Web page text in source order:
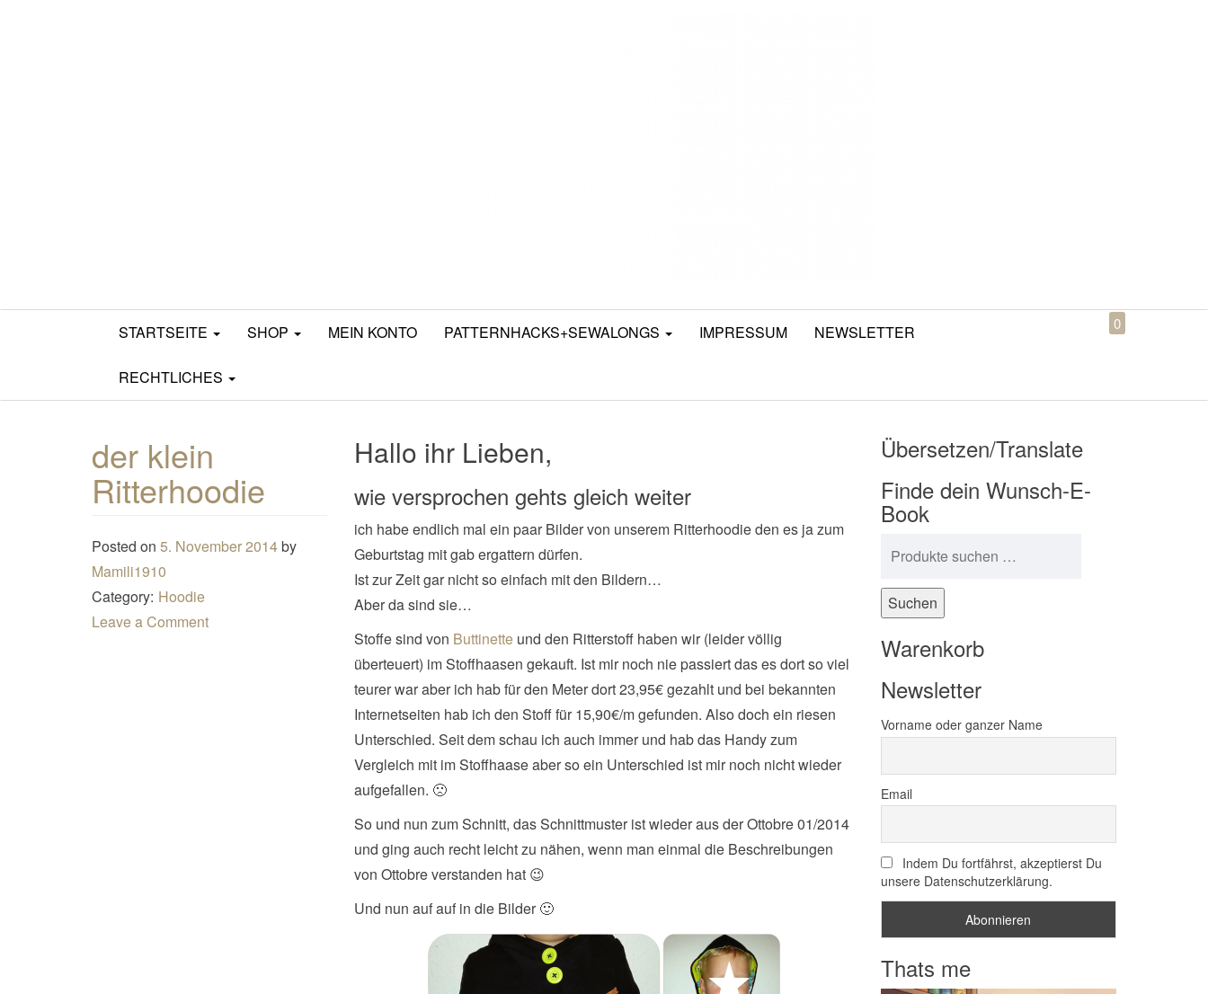
Mamili1910
STARTSEITE SHOP MEIN KONTO PATTERNHACKS+SEWALONGS IMPRESSUM NEWSLETTER
RECHTLICHES
0
der klein
Ritterhoodie
Posted on 5. November 2014by
Mamili1910
Category: Hoodie
Leave a Comment
Hallo ihr Lieben,
wie versprochen gehts gleich weiter
ich habe endlich mal ein paar Bilder von unserem Ritterhoodie den es ja zum
Geburtstag mit gab ergattern dürfen.
Ist zur Zeit gar nicht so einfach mit den Bildern…
Aber da sind sie…
Stoffe sind von Buttinette und den Ritterstoff haben wir (leider völlig
überteuert) im Stoffhaasen gekauft. Ist mir noch nie passiert das es dort so viel
teurer war aber ich hab für den Meter dort 23,95€ gezahlt und bei bekannten
Internetseiten hab ich den Stoff für 15,90€/m gefunden. Also doch ein riesen
Unterschied. Seit dem schau ich auch immer und hab das Handy zum
Vergleich mit im Stoffhaase aber so ein Unterschied ist mir noch nicht wieder
aufgefallen. 🙁
So und nun zum Schnitt, das Schnittmuster ist wieder aus der Ottobre 01/2014
und ging auch recht leicht zu nähen, wenn man einmal die Beschreibungen
von Ottobre verstanden hat 😉
Und nun auf auf in die Bilder 🙂
Übersetzen/Translate
Finde dein Wunsch-E-
Book
Suchen
Warenkorb
Newsletter
Vorname oder ganzer Name
Email
Indem Du fortfährst, akzeptierst Du
unsere Datenschutzerklärung.
Thats me